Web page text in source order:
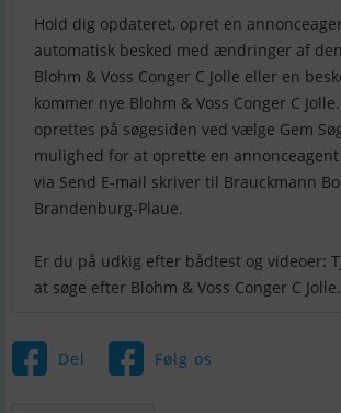
Hold dig opdateret, opret en
automatisk besked med ændringer af
Blohm & Voss Conger C Jolle eller en
kommer nye Blohm & Voss Conger C
oprettes på søgesiden ved vælge Gem
mulighed for at oprette en
via Send E-mail skriver til Brauckmann
Brandenburg-Plaue.
Er du på udkig efter bådtest og videoer:
Del Følg os